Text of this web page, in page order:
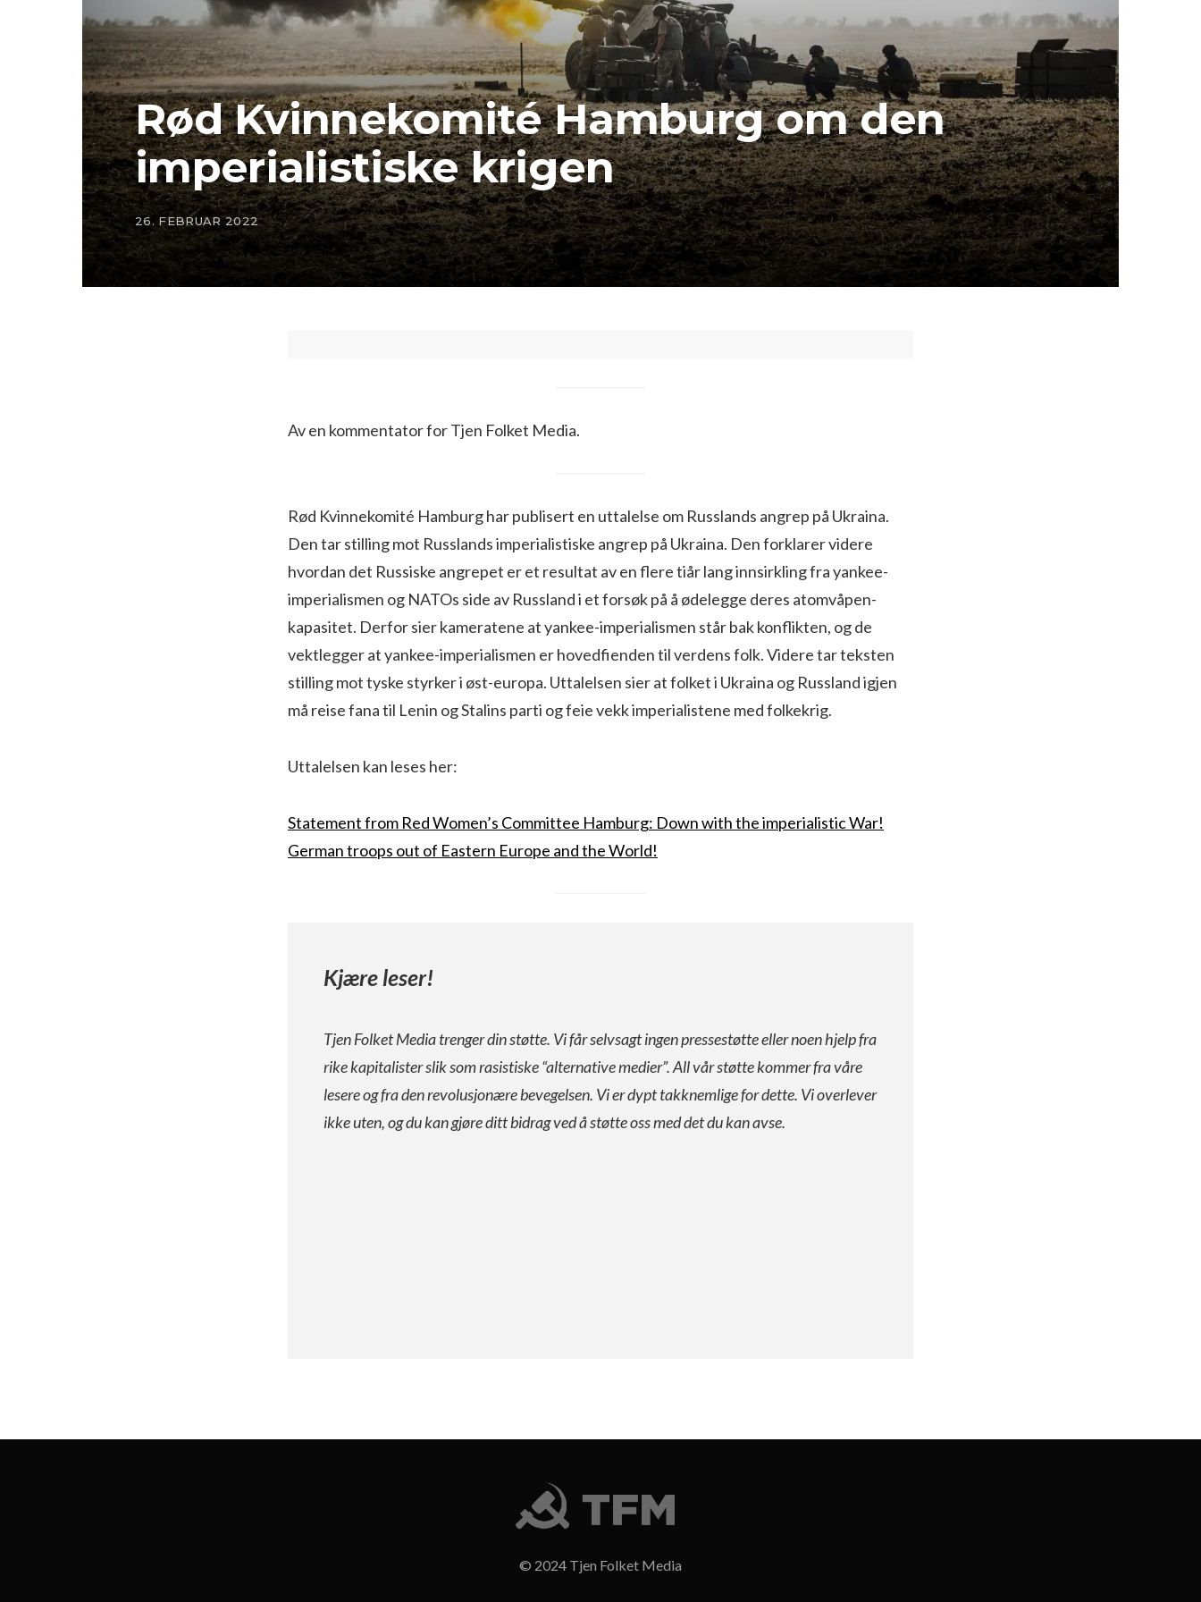
Rød Kvinnekomité Hamburg om den
imperialistiske krigen
26. FEBRUAR 2022
Av en kommentator for Tjen Folket Media.
Rød Kvinnekomité Hamburg har publisert en uttalelse om Russlands angrep på Ukraina.
Den tar stilling mot Russlands imperialistiske angrep på Ukraina. Den forklarer videre
hvordan det Russiske angrepet er et resultat av en flere tiår lang innsirkling fra yankee-
imperialismen og NATOs side av Russland i et forsøk på å ødelegge deres atomvåpen-
kapasitet. Derfor sier kameratene at yankee-imperialismen står bak konflikten, og de
vektlegger at yankee-imperialismen er hovedfienden til verdens folk. Videre tar teksten
stilling mot tyske styrker i øst-europa. Uttalelsen sier at folket i Ukraina og Russland igjen
må reise fana til Lenin og Stalins parti og feie vekk imperialistene med folkekrig.
Uttalelsen kan leses her:
Statement from Red Women’s Committee Hamburg: Down with the imperialistic War!
German troops out of Eastern Europe and the World!
Kjære leser!
Tjen Folket Media trenger din støtte. Vi får selvsagt ingen pressestøtte eller noen hjelp fra
rike kapitalister slik som rasistiske “alternative medier”. All vår støtte kommer fra våre
lesere og fra den revolusjonære bevegelsen. Vi er dypt takknemlige for dette. Vi overlever
ikke uten, og du kan gjøre ditt bidrag ved å støtte oss med det du kan avse.
© 2024 Tjen Folket Media